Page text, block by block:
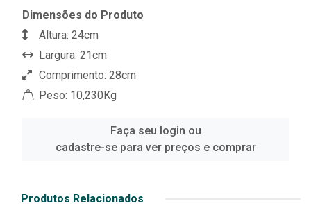
Dimensões do Produto
Altura: 24cm
Largura: 21cm
Comprimento: 28cm
Peso: 10,230Kg
Faça seu login ou
cadastre-se para ver preços e comprar
Produtos Relacionados